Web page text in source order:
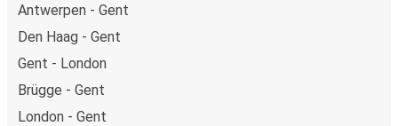
Antwerpen - Gent
Den Haag - Gent
Gent - London
Brügge - Gent
London - Gent